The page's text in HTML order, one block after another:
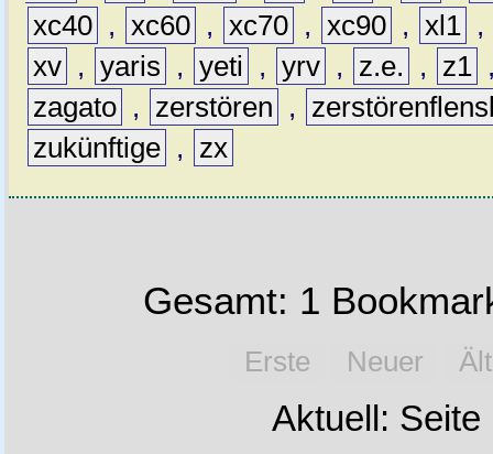
xc40 , xc60 , xc70 , xc90 , xl1 ,
xv , yaris , yeti , yrv , z.e. , z1
zagato , zerstören ,
zukünftige , zx
Gesamt: 1
Erste Neuer
Aktuell: Seite